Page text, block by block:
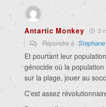
Antartic Monkey 2
Répondre à
Et pourtant leur
génocide où la
sur la plage, jouer au
C’est assez